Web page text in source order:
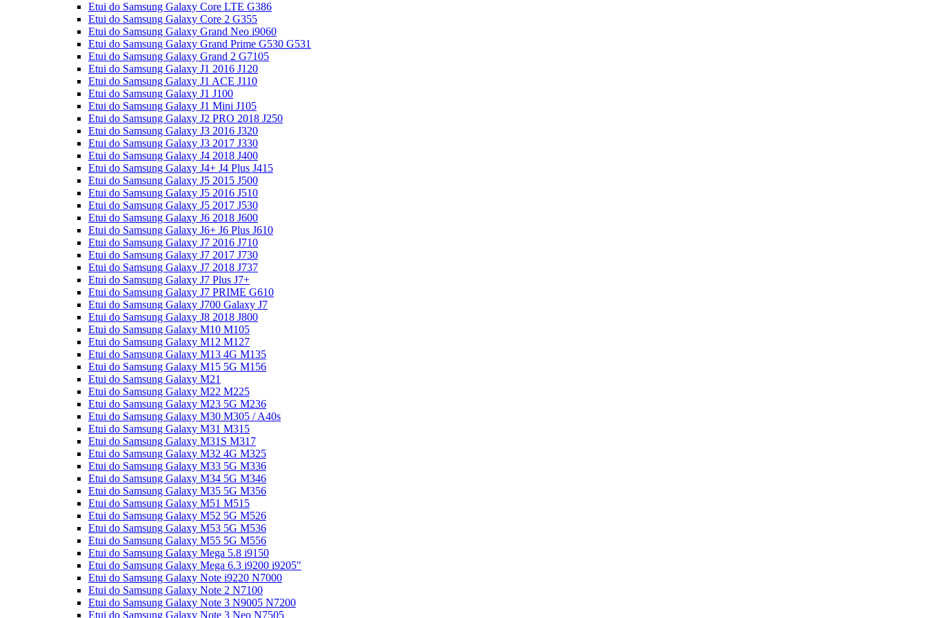
Etui do Samsung Galaxy Core LTE G386
Etui do Samsung Galaxy Core 2 G355
Etui do Samsung Galaxy Grand Neo i9060
Etui do Samsung Galaxy Grand Prime G530 G531
Etui do Samsung Galaxy Grand 2 G7105
Etui do Samsung Galaxy J1 2016 J120
Etui do Samsung Galaxy J1 ACE J110
Etui do Samsung Galaxy J1 J100
Etui do Samsung Galaxy J1 Mini J105
Etui do Samsung Galaxy J2 PRO 2018 J250
Etui do Samsung Galaxy J3 2016 J320
Etui do Samsung Galaxy J3 2017 J330
Etui do Samsung Galaxy J4 2018 J400
Etui do Samsung Galaxy J4+ J4 Plus J415
Etui do Samsung Galaxy J5 2015 J500
Etui do Samsung Galaxy J5 2016 J510
Etui do Samsung Galaxy J5 2017 J530
Etui do Samsung Galaxy J6 2018 J600
Etui do Samsung Galaxy J6+ J6 Plus J610
Etui do Samsung Galaxy J7 2016 J710
Etui do Samsung Galaxy J7 2017 J730
Etui do Samsung Galaxy J7 2018 J737
Etui do Samsung Galaxy J7 Plus J7+
Etui do Samsung Galaxy J7 PRIME G610
Etui do Samsung Galaxy J700 Galaxy J7
Etui do Samsung Galaxy J8 2018 J800
Etui do Samsung Galaxy M10 M105
Etui do Samsung Galaxy M12 M127
Etui do Samsung Galaxy M13 4G M135
Etui do Samsung Galaxy M15 5G M156
Etui do Samsung Galaxy M21
Etui do Samsung Galaxy M22 M225
Etui do Samsung Galaxy M23 5G M236
Etui do Samsung Galaxy M30 M305 / A40s
Etui do Samsung Galaxy M31 M315
Etui do Samsung Galaxy M31S M317
Etui do Samsung Galaxy M32 4G M325
Etui do Samsung Galaxy M33 5G M336
Etui do Samsung Galaxy M34 5G M346
Etui do Samsung Galaxy M35 5G M356
Etui do Samsung Galaxy M51 M515
Etui do Samsung Galaxy M52 5G M526
Etui do Samsung Galaxy M53 5G M536
Etui do Samsung Galaxy M55 5G M556
Etui do Samsung Galaxy Mega 5.8 i9150
Etui do Samsung Galaxy Mega 6.3 i9200 i9205"
Etui do Samsung Galaxy Note i9220 N7000
Etui do Samsung Galaxy Note 2 N7100
Etui do Samsung Galaxy Note 3 N9005 N7200
Etui do Samsung Galaxy Note 3 Neo N7505